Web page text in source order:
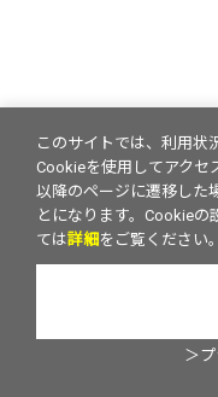
このサイトでは、利用状
Cookieを使用してアクセ
以降のページに遷移した
とになります。Cookie
ては詳細 をご覧ください。
＞